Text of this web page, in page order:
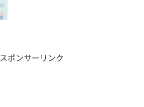
スポンサーリンク